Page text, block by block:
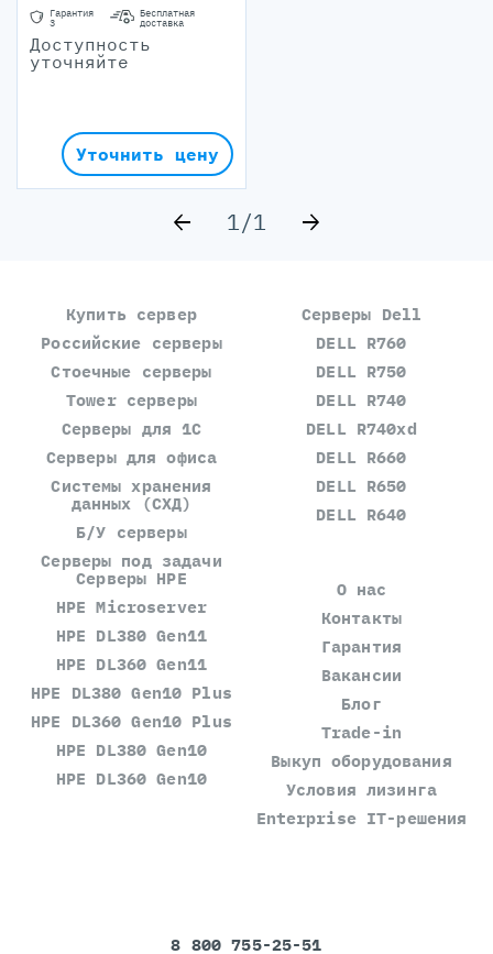
Гарантия
3
Бесплатная
доставка
Доступность
уточняйте
Уточнить цену
1/1
Купить сервер
Российские серверы
Стоечные серверы
Tower серверы
Серверы для 1С
Серверы для офиса
Системы хранения
данных (СХД)
Б/У серверы
Серверы под задачи
Серверы Dell
DELL R760
DELL R750
DELL R740
DELL R740xd
DELL R660
DELL R650
DELL R640
Серверы HPE
HPE Microserver
HPE DL380 Gen11
HPE DL360 Gen11
HPE DL380 Gen10 Plus
HPE DL360 Gen10 Plus
HPE DL380 Gen10
HPE DL360 Gen10
О нас
Контакты
Гарантия
Вакансии
Блог
Trade-in
Выкуп оборудования
Условия лизинга
Enterprise IT-решения
8 800 755-25-51